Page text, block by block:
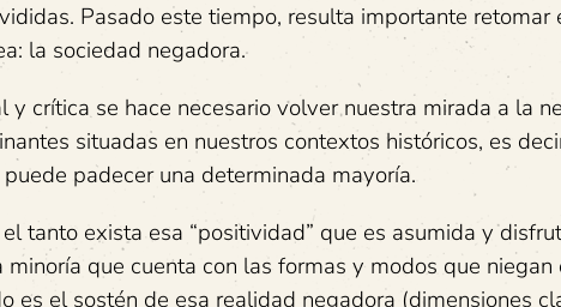
Pasado este tiempo, resulta importante retomar
la sociedad negadora.
crítica se hace necesario volver nuestra mirada a la
situadas en nuestros contextos históricos, es
padecer una determinada mayoría.
tanto exista esa “positividad” que es asumida y
que cuenta con las formas y modos que niegan
es el sostén de esa realidad negadora (dimensiones